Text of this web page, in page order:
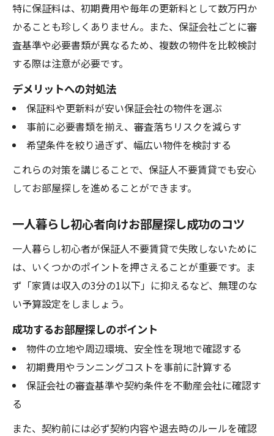
特に保証料は、初期費用や毎年の更新料として数万円か
かることも珍しくありません。また、保証会社ごとに審
査基準や必要書類が異なるため、複数の物件を比較検討
する際は注意が必要です。
デメリットへの対処法
保証料や更新料が安い保証会社の物件を選ぶ
事前に必要書類を揃え、審査落ちリスクを減らす
希望条件を絞り過ぎず、幅広い物件を検討する
これらの対策を講じることで、保証人不要賃貸でも安心
してお部屋探しを進めることができます。
一人暮らし初心者向けお部屋探し成功のコツ
一人暮らし初心者が保証人不要賃貸で失敗しないために
は、いくつかのポイントを押さえることが重要です。ま
ず「家賃は収入の3分の1以下」に抑えるなど、無理のな
い予算設定をしましょう。
成功するお部屋探しのポイント
物件の立地や周辺環境、安全性を現地で確認する
初期費用やランニングコストを事前に計算する
保証会社の審査基準や契約条件を不動産会社に確認す
る
また、契約前には必ず契約内容や退去時のルールを確認